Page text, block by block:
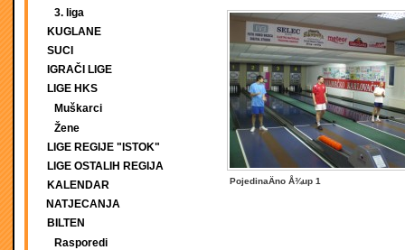
3. liga
KUGLANE
SUCI
IGRAČI LIGE
LIGE HKS
Muškarci
Žene
LIGE REGIJE "ISTOK"
LIGE OSTALIH REGIJA
KALENDAR
NATJECANJA
BILTEN
Rasporedi
PojedinaÄno Å¾up 1